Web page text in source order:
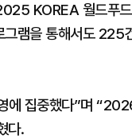
KOREA 월드푸
그램을 통해서도
에 집중했다”며
다.